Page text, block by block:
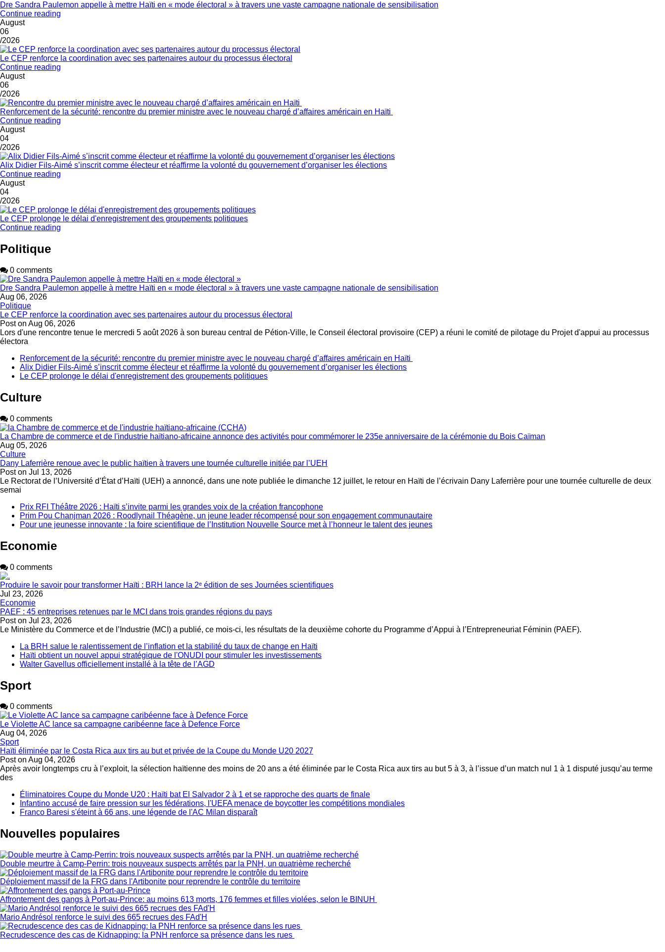
Dre Sandra Paulemon appelle à mettre Haïti en « mode électoral » à travers une vaste campagne nationale de sensibilisation
Continue reading
August
06
/2026
Le CEP renforce la coordination avec ses partenaires autour du processus électoral
Continue reading
August
06
/2026
Renforcement de la sécurité: rencontre du premier ministre avec le nouveau chargé d’affaires américain en Haïti
Continue reading
August
04
/2026
Alix Didier Fils-Aimé s’inscrit comme électeur et réaffirme la volonté du gouvernement d’organiser les élections
Continue reading
August
04
/2026
Le CEP prolonge le délai d'enregistrement des groupements politiques
Continue reading
Politique
0 comments
Dre Sandra Paulemon appelle à mettre Haïti en « mode électoral » à travers une vaste campagne nationale de sensibilisation
Aug 06, 2026
Politique
Le CEP renforce la coordination avec ses partenaires autour du processus électoral
Post on Aug 06, 2026
Lors d'une rencontre tenue le mercredi 5 août 2026 à son bureau central de Pétion-Ville, le Conseil électoral provisoire (CEP) a réuni le comité de pilotage du Projet d'appui au processus
électora
Renforcement de la sécurité: rencontre du premier ministre avec le nouveau chargé d’affaires américain en Haïti
Alix Didier Fils-Aimé s’inscrit comme électeur et réaffirme la volonté du gouvernement d’organiser les élections
Le CEP prolonge le délai d'enregistrement des groupements politiques
Culture
0 comments
La Chambre de commerce et de l'industrie haïtiano-africaine annonce des activités pour commémorer le 235e anniversaire de la cérémonie du Bois Caïman
Aug 05, 2026
Culture
Dany Laferrière renoue avec le public haïtien à travers une tournée culturelle initiée par l’UEH
Post on Jul 13, 2026
Le Rectorat de l’Université d’État d’Haïti (UEH) a annoncé, dans une note publiée le dimanche 12 juillet, le retour en Haïti de l’écrivain Dany Laferrière pour une tournée culturelle de deux
semai
Prix RFI Théâtre 2026 : Haïti s’invite parmi les grandes voix de la création francophone
Prim Pou Chanjman 2026 : Roodlynail Théagène, un jeune leader récompensé pour son engagement communautaire
Pour une jeunesse innovante : la foire scientifique de l’Institution Nouvelle Source met à l’honneur le talent des jeunes
Economie
0 comments
Produire le savoir pour transformer Haïti : BRH lance la 2ᵉ édition de ses Journées scientifiques
Jul 23, 2026
Economie
PAEF : 45 entreprises retenues par le MCI dans trois grandes régions du pays
Post on Jul 23, 2026
Le Ministère du Commerce et de l’Industrie (MCI) a publié, ce mois-ci, les résultats de la deuxième cohorte du Programme d’Appui à l’Entrepreneuriat Féminin (PAEF).
La BRH salue le ralentissement de l’inflation et la stabilité du taux de change en Haïti
Haïti obtient un nouvel appui stratégique de l'ONUDI pour stimuler les investissements
Walter Gavellus officiellement installé à la tête de l’AGD
Sport
0 comments
Le Violette AC lance sa campagne caribéenne face à Defence Force
Aug 04, 2026
Sport
Haïti éliminée par le Costa Rica aux tirs au but et privée de la Coupe du Monde U20 2027
Post on Aug 04, 2026
Après avoir longtemps cru à l’exploit, la sélection haïtienne des moins de 20 ans a été éliminée par le Costa Rica aux tirs au but 5 à 3, à l’issue d’un match nul 1 à 1 disputé jusqu’au terme
des
Éliminatoires Coupe du Monde U20 : Haïti bat El Salvador 2 à 1 et se rapproche des quarts de finale
Infantino accusé de faire pression sur les fédérations, l'UEFA menace de boycotter les compétitions mondiales
Franco Baresi s'éteint à 66 ans, une légende de l'AC Milan disparaît
Nouvelles populaires
Double meurtre à Camp-Perrin: trois nouveaux suspects arrêtés par la PNH, un quatrième recherché
Déploiement massif de la FRG dans l'Artibonite pour reprendre le contrôle du territoire
Affrontement des gangs à Port-au-Prince: au moins 613 morts, 176 femmes et filles violées, selon le BINUH
Mario Andrésol renforce le suivi des 665 recrues des FAd'H
Recrudescence des cas de Kidnapping: la PNH renforce sa présence dans les rues